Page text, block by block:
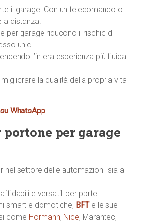
il garage. Con un telecomando o
a distanza.
per garage riducono il rischio di
unici.
l’intera esperienza più fluida
la qualità della propria vita
WhatsApp
per garage
nel settore delle automazioni, sia a
e versatili per porte
smart e domotiche, BFT e le sue
come Hormann, Nice, Marantec,